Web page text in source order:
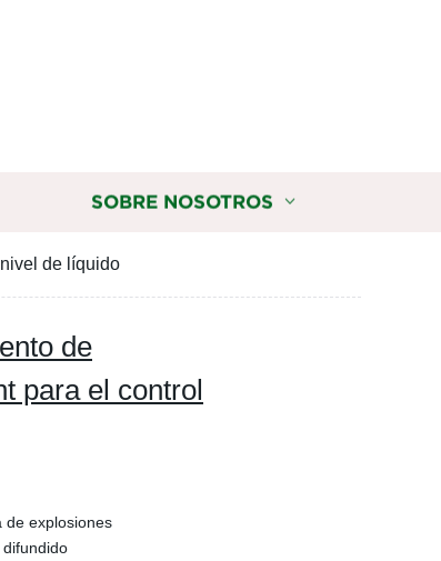
SOBRE NOSOTROS
de líquido
de
para el control
de explosiones